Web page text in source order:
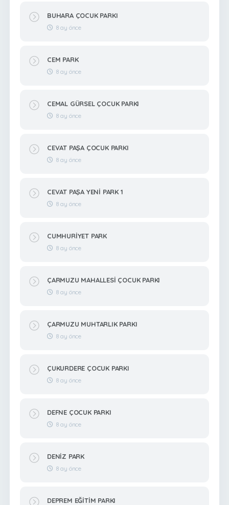
BUHARA ÇOCUK PARKI
8 ay önce
CEM PARK
8 ay önce
CEMAL GÜRSEL ÇOCUK PARKI
8 ay önce
CEVAT PAŞA ÇOCUK PARKI
8 ay önce
CEVAT PAŞA YENİ PARK 1
8 ay önce
CUMHURİYET PARK
8 ay önce
ÇARMUZU MAHALLESİ ÇOCUK PARKI
8 ay önce
ÇARMUZU MUHTARLIK PARKI
8 ay önce
ÇUKURDERE ÇOCUK PARKI
8 ay önce
DEFNE ÇOCUK PARKI
8 ay önce
DENİZ PARK
8 ay önce
DEPREM EĞİTİM PARKI